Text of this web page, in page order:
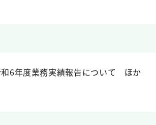
6年度業務実績報告について ほか